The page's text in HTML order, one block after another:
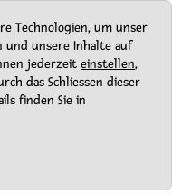
Technologien, um unser
und unsere Inhalte auf
jederzeit einstellen,
das Schliessen dieser
finden Sie in